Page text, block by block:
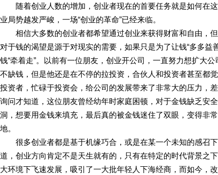
随着创业人数的增加，创业者现在的首要任务就是如何在
业局势越发严峻，一场“创业的革命”已经来临。
相信大多数的创业者都希望通过创业来获得财富和自由，
对于钱的渴望是源于对现实的需要，如果只是为了让钱“多多益
钱“牵着走”。以前有一位朋友，创业开公司，一直努力想扩大
不缺钱，但是他还是在不停的拉投资，合伙人和投资者甚至都
投资者，忙碌于投资会，给公司的发展带来了非常大的压力，
询问才知道，这位朋友曾经幼年时家庭困顿，对于金钱缺乏安
洞，想要用金钱来填充，最后真的被金钱迷住了双眼，变得非
地。
很多创业者都是基于机缘巧合，或是在某一个未知的感召
道，创业方向肯定不是天生就有的，只有在特定的时代背景之
大环境下飞速发展，吸引了一大批年轻人下海经商，而如今，